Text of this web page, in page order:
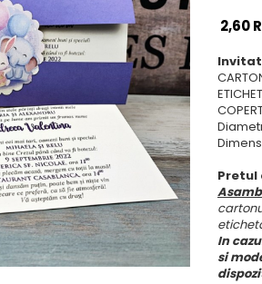
2,60
Pretul
In
si